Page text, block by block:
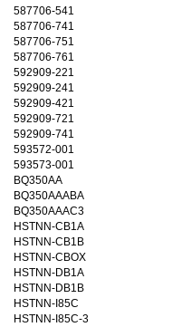
587706-541
587706-741
587706-751
587706-761
592909-221
592909-241
592909-421
592909-721
592909-741
593572-001
593573-001
BQ350AA
BQ350AAABA
BQ350AAAC3
HSTNN-CB1A
HSTNN-CB1B
HSTNN-CBOX
HSTNN-DB1A
HSTNN-DB1B
HSTNN-I85C
HSTNN-I85C-3